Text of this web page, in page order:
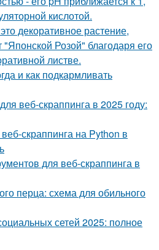
кислотой.
декоративное растение,
Розой" благодаря его
листве.
и как подкармливать
веб-скраппинга в 2025 году:
скраппинга на Python в
для веб-скраппинга в
перца: схема для обильного
сетей 2025: полное